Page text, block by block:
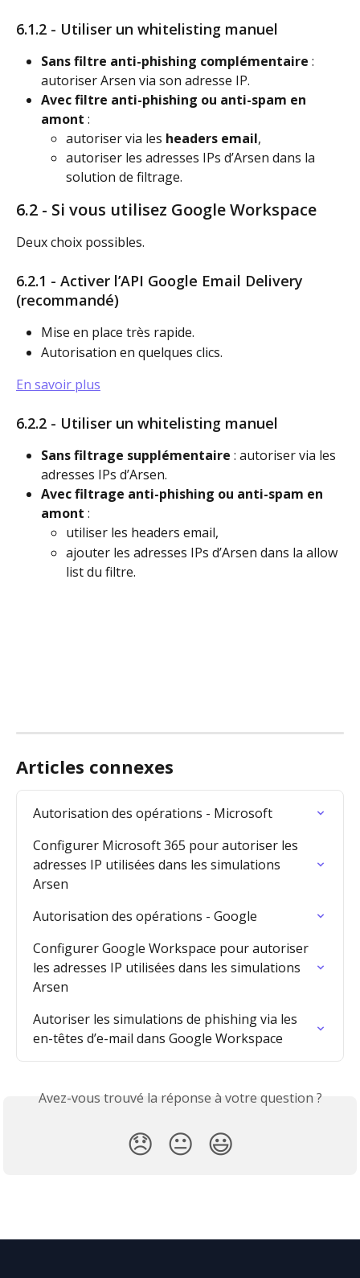
6.1.2 - Utiliser un whitelisting manuel
Sans filtre anti-phishing complémentaire :
autoriser Arsen via son adresse IP.
Avec filtre anti-phishing ou anti-spam en
amont :
autoriser via les headers email,
autoriser les adresses IPs d’Arsen dans la
solution de filtrage.
6.2 - Si vous utilisez Google Workspace
Deux choix possibles.
6.2.1 - Activer l’API Google Email Delivery
(recommandé)
Mise en place très rapide.
Autorisation en quelques clics.
En savoir plus
6.2.2 - Utiliser un whitelisting manuel
Sans filtrage supplémentaire : autoriser via les
adresses IPs d’Arsen.
Avec filtrage anti-phishing ou anti-spam en
amont :
utiliser les headers email,
ajouter les adresses IPs d’Arsen dans la allow
list du filtre.
Articles connexes
Autorisation des opérations - Microsoft
Configurer Microsoft 365 pour autoriser les
adresses IP utilisées dans les simulations
Arsen
Autorisation des opérations - Google
Configurer Google Workspace pour autoriser
les adresses IP utilisées dans les simulations
Arsen
Autoriser les simulations de phishing via les
en-têtes d’e-mail dans Google Workspace
Avez-vous trouvé la réponse à votre question ?
😞 😐 😃